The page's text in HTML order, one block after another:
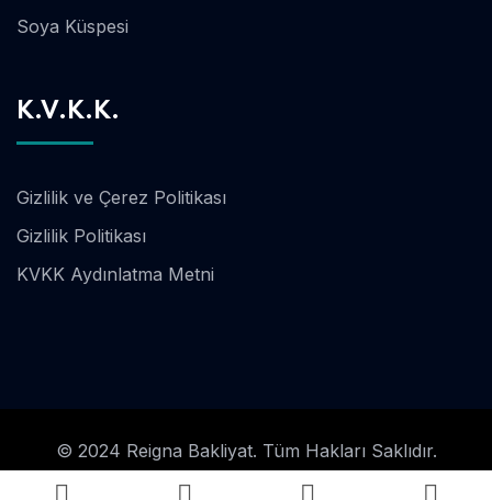
Soya Küspesi
K.V.K.K.
Gizlilik ve Çerez Politikası
Gizlilik Politikası
KVKK Aydınlatma Metni
© 2024 Reigna Bakliyat. Tüm Hakları Saklıdır.